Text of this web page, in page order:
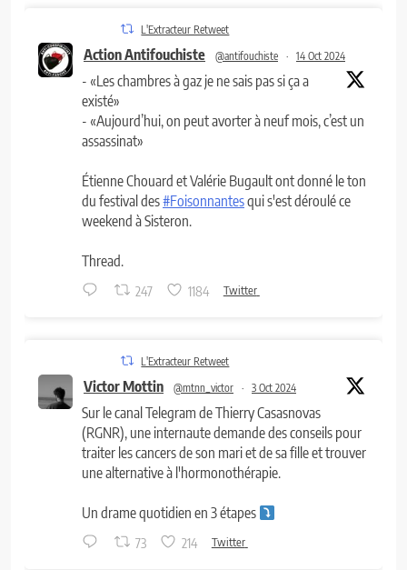
L'Extracteur Retweet
Action Antifouchiste @antifouchiste · 14 Oct 2024
- «Les chambres à gaz je ne sais pas si ça a
existé»
- «Aujourd’hui, on peut avorter à neuf mois, c’est un
assassinat»
Étienne Chouard et Valérie Bugault ont donné le ton
du festival des#Foisonnantesqui s'est déroulé ce
weekend à Sisteron.
Thread.
247 1184 Twitter
L'Extracteur Retweet
Victor Mottin @mtnn_victor · 3 Oct 2024
Sur le canal Telegram de Thierry Casasnovas
(RGNR), une internaute demande des conseils pour
traiter les cancers de son mari et de sa fille et trouver
une alternative à l'hormonothérapie.
Un drame quotidien en 3 étapes
73 214 Twitter